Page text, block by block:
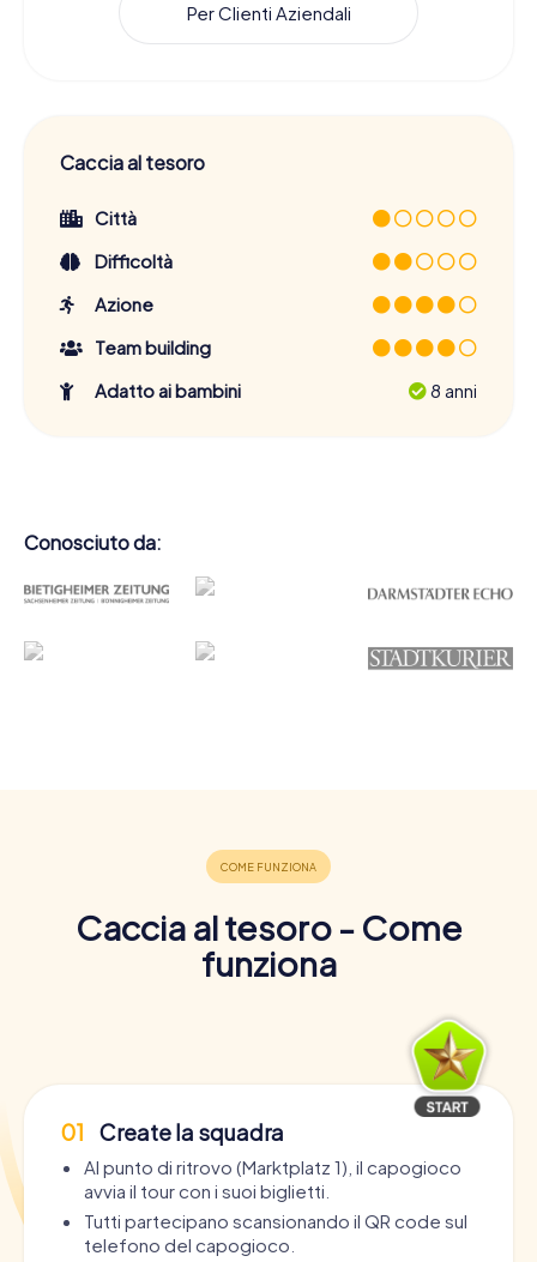
Per Clienti Aziendali
Caccia al tesoro
Città
Difficoltà
Azione
Team building
Adatto ai bambini
8 anni
Conosciuto da:
Caccia al tesoro - Come
funziona
01 Create la squadra
Al punto di ritrovo (Marktplatz 1), il capogioco
avvia il tour con i suoi biglietti.
Tutti partecipano scansionando il QR code sul
telefono del capogioco.